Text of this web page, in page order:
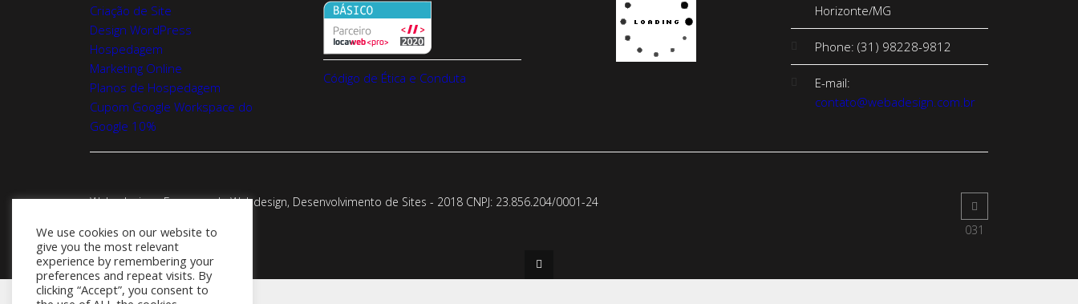
Criação de Site
Design WordPress
Hospedagem
Marketing Online
Planos de Hospedagem
Cupom Google Workspace do
Google 10%
Código de Ética e Conduta
Horizonte/MG
Phone: (31) 98228-9812
E-mail:
contato@webadesign.com.br
Webadesign - Empresa de Webdesign, Desenvolvimento de Sites - 2018 CNPJ: 23.856.204/0001-­24
031
We use cookies on our website to
give you the most relevant
experience by remembering your
preferences and repeat visits. By
clicking “Accept”, you consent to